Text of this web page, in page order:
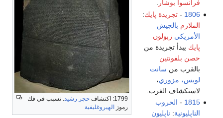
1799: اكتشاف حجر رشيد. تسبب في فك
رموز
الهيروغليفية
فرانسوا بوشار .
1806
-تجريدة پايك:
الملازم بالجيش
الأمريكي زبولون
پايك يبدأ تجريدة من
حصن بلفونتين
بالقرب من سانت
لويس، مزوري،
لاستكشاف الغرب.
1815
- الحروب
الناپليونية: ناپليون